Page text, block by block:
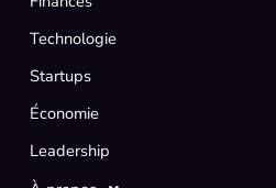
Technologie
Startups
Économie
Leadership